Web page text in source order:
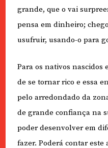
grande, que o vai
pensa em dinheiro;
usufruir, usando-o para
Para os nativos nascidos
de se tornar rico e essa
pelo arredondado da
de grande confiança na
poder desenvolver em
fazer. Poderá contar este